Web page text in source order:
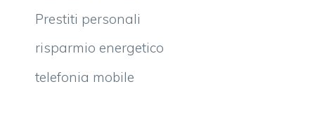
Prestiti personali
risparmio energetico
telefonia mobile